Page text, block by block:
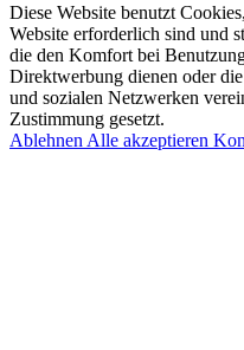
Diese Website benutzt
Website erforderlich sind und
die den Komfort bei
Direktwerbung dienen oder
und sozialen Netzwerken
Zustimmung gesetzt.
Ablehnen Alle akzeptieren